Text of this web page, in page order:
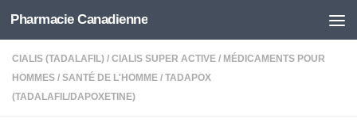
Skip to content
Pharmacie Canadienne
CIALIS (TADALAFIL) / CIALIS SUPER ACTIVE / MÉDICAMENTS POUR
HOMMES / SANTÉ DE L'HOMME / TADAPOX
(TADALAFIL/DAPOXETINE)